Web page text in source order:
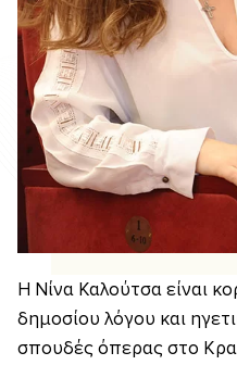
Η Νίνα Καλούτσα είναι
δημοσίου λόγου και
σπουδές όπερας στο